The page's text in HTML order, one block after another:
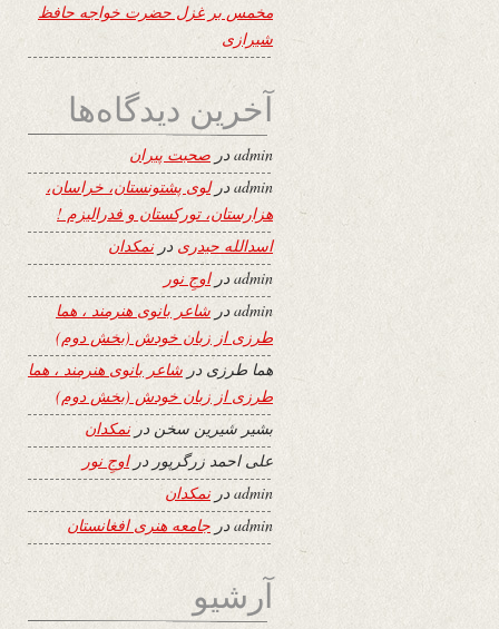
مخمس بر غزل حضرت خواجه حافظ
شیرازی
آخرین دیدگاه‌ها
adminدر صحبت پیران
admin درلوی پشتونستان، خراسان،
هزارستان، تورکستان و فدرالیزم !
اسدالله حیدری درنمکدان
adminدراوجِ نور
adminدر شاعر بانوی هنرمند ، هما
طرزی از زبان خودش (بخش دوم)
هما طرزی در شاعر بانوی هنرمند ، هما
طرزی از زبان خودش (بخش دوم)
بشیر شیرین سخن درنمکدان
علی احمد زرگرپور دراوجِ نور
adminدرنمکدان
admin در جامعه هنری افغانستان
آرشیو